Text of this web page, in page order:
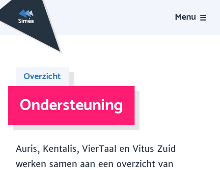
Menu
Overzicht
Ondersteuning
Auris, Kentalis, VierTaal en Vitus Zuid
werken samen aan een overzicht van